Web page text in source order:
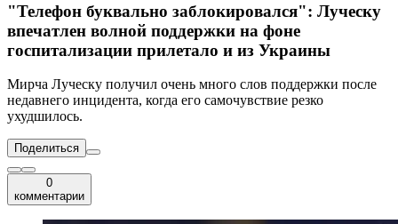
"Телефон буквально заблокировался": Луческу
впечатлен волной поддержки на фоне
госпитализации прилетало и из Украины
Мирча Луческу получил очень много слов поддержки после
недавнего инцидента, когда его самочувствие резко
ухудшилось.
Поделиться
0
комментарии